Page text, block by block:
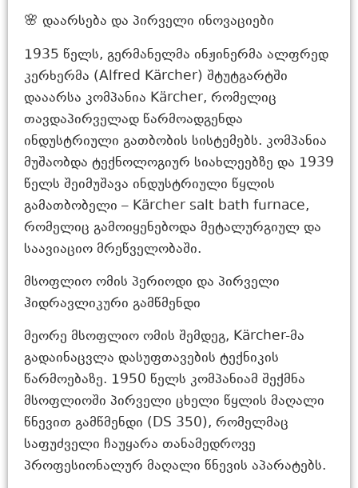
🌸 დაარსება და პირველი ინოვაციები
1935 წელს, გერმანელმა ინჟინერმა ალფრედ
კერხერმა (Alfred Kärcher) შტუტგარტში
დააარსა კომპანია Kärcher, რომელიც
თავდაპირველად წარმოადგენდა
ინდუსტრიული გათბობის სისტემებს. კომპანია
მუშაობდა ტექნოლოგიურ სიახლეებზე და 1939
წელს შეიმუშავა ინდუსტრიული წყლის
გამათბობელი – Kärcher salt bath furnace,
რომელიც გამოიყენებოდა მეტალურგიულ და
საავიაციო მრეწველობაში.
მსოფლიო ომის პერიოდი და პირველი
ჰიდრავლიკური გამწმენდი
მეორე მსოფლიო ომის შემდეგ, Kärcher-მა
გადაინაცვლა დასუფთავების ტექნიკის
წარმოებაზე. 1950 წელს კომპანიამ შექმნა
მსოფლიოში პირველი ცხელი წყლის მაღალი
წნევით გამწმენდი (DS 350), რომელმაც
საფუძველი ჩაუყარა თანამედროვე
პროფესიონალურ მაღალი წნევის აპარატებს.